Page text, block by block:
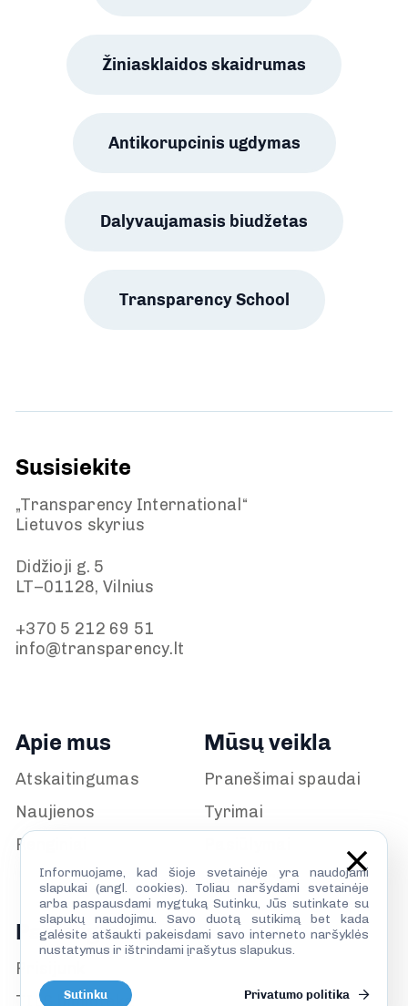
Žiniasklaidos skaidrumas
Antikorupcinis ugdymas
Dalyvaujamasis biudžetas
Transparency School
Susisiekite
„Transparency International“
Lietuvos skyrius
Didžioji g. 5
LT–01128, Vilnius
+370 5 212 69 51
info@transparency.lt
Apie mus
Atskaitingumas
Naujienos
Renginiai
Mūsų veikla
Pranešimai spaudai
Tyrimai
Kalendorius
Paslaugos
Prisijunk
TILS biblioteka
Informuojame, kad šioje svetainėje yra naudojami
slapukai (angl. cookies). Toliau naršydami svetainėje
arba paspausdami mygtuką Sutinku, Jūs sutinkate su
slapukų naudojimu. Savo duotą sutikimą bet kada
galėsite atšaukti pakeisdami savo interneto naršyklės
nustatymus ir ištrindami įrašytus slapukus.
Sutinku Privatumo politika